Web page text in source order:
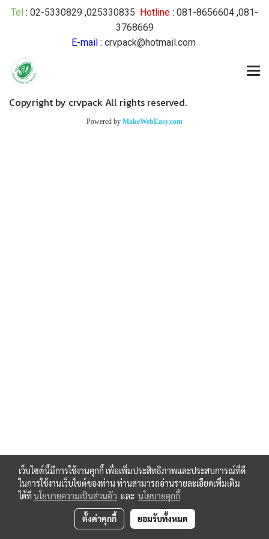
Tel : 02-5330829 ,025330835 Hotline : 081-8656604 ,081-
3768669
E-mail: crvpack@hotmail.com
Copyright by crvpack All rights reserved.
Powered by MakeWebEasy.com
เว็บไซต์นี้มีการใช้งานคุกกี้ เพื่อเพิ่มประสิทธิภาพและประสบการณ์ที่ดี
ในการใช้งานเว็บไซต์ของท่าน ท่านสามารถอ่านรายละเอียดเพิ่มเติม
ได้ที่นโยบายความเป็นส่วนตัว และ นโยบายคุกกี้
ตั้งค่าคุกกี้ ยอมรับทั้งหมด